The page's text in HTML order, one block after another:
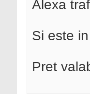
Alexa
Si este
Pret